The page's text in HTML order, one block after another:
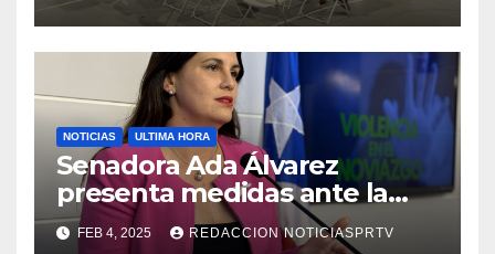
NOTICIAS ULTIMA HORA
Senadora Ada Álvarez
presenta medidas ante la
violencia en el noviazgo
FEB 4, 2025 REDACCION NOTICIASPRTV